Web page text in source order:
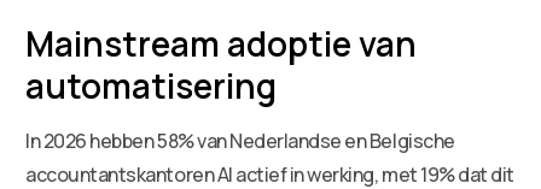
Mainstream adoptie van
automatisering
In 2026 hebben 58% van Nederlandse en Belgische
accountantskantoren AI actief in werking, met 19% dat dit